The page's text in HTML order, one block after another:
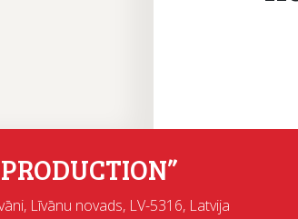
Līvānu novads, LV-5316, Latvija